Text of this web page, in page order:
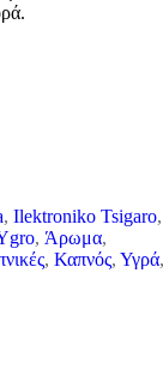
, Ilektroniko Tsigaro,
, Άρωμα,
, Καπνός, Υγρά,